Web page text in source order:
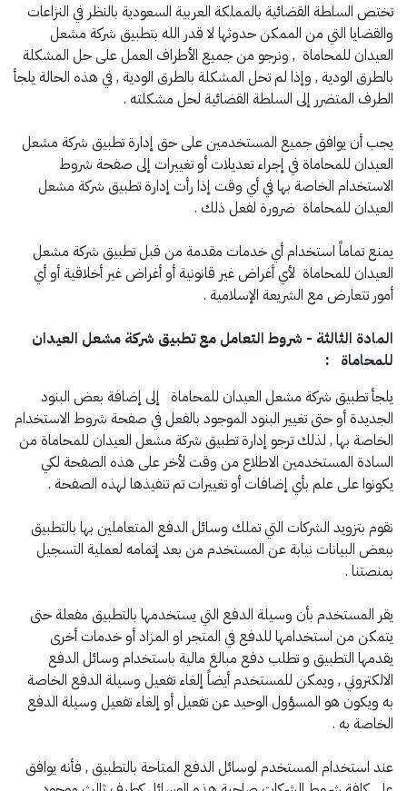
تختص السلطة القضائية بالمملكة العربية السعودية بالنظر في النزاعات
والقضايا التي من الممكن حدوثها لا قدر الله بتطبيق شركة مشعل
العيدان للمحاماة , ونرجو من جميع الأطراف العمل على حل المشكلة
بالطرق الودية , وإذا لم تحل المشكلة بالطرق الودية , في هذه الحالة يلجأ
الطرف المتضرر إلى السلطة القضائية لحل مشكلته .
يجب أن يوافق جميع المستخدمين على حق إدارة تطبيق شركة مشعل
العيدان للمحاماة في إجراء تعديلات أو تغييرات إلى صفحة شروط
الاستخدام الخاصة بها في أي وقت إذا رأت إدارة تطبيق شركة مشعل
العيدان للمحاماة ضرورة لفعل ذلك .
يمنع تماماً استخدام أي خدمات مقدمة من قبل تطبيق شركة مشعل
العيدان للمحاماة لأي أغراض غير قانونية أو أغراض غير أخلاقية أو أي
أمور تتعارض مع الشريعة الإسلامية .
المادة الثالثة - شروط التعامل مع تطبيق شركة مشعل العيدان
للمحاماة :
يلجأ تطبيق شركة مشعل العيدان للمحاماة إلى إضافة بعض البنود
الجديدة أو حتى تغيير البنود الموجود بالفعل في صفحة شروط الاستخدام
الخاصة بها , لذلك ترجو إدارة تطبيق شركة مشعل العيدان للمحاماة من
السادة المستخدمين الاطلاع من وقت لأخر على هذه الصفحة لكي
يكونوا على علم بأي إضافات أو تغييرات تم تنفيذها لهذه الصفحة .
نقوم بتزويد الشركات التي تملك وسائل الدفع المتعاملين بها بالتطبيق
ببعض البيانات نيابة عن المستخدم من بعد إتمامه لعملية التسجيل
بمنصتنا .
يقر المستخدم بأن وسيلة الدفع التي يستخدمها بالتطبيق مفعلة حتى
يتمكن من استخدامها للدفع في المتجر او المزاد أو خدمات أخرى
يقدمها التطبيق و تطلب دفع مبالغ مالية باستخدام وسائل الدفع
الالكتروني , ويمكن للمستخدم أيضاً إلغاء تفعيل وسيلة الدفع الخاصة
به ويكون هو المسؤول الوحيد عن تفعيل أو إلغاء تفعيل وسيلة الدفع
الخاصة به .
عند استخدام المستخدم لوسائل الدفع المتاحة بالتطبيق , فأنه يوافق